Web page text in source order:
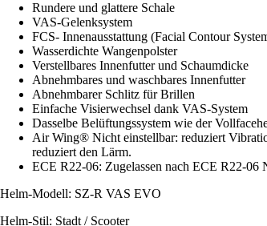
Rundere und glattere Schale
VAS-Gelenksystem
FCS- Innenausstattung (Facial Contour
Wasserdichte Wangenpolster
Verstellbares Innenfutter und Schaumdicke
Abnehmbares und waschbares Innenfutter
Abnehmbarer Schlitz für Brillen
Einfache Visierwechsel dank VAS-System
Dasselbe Belüftungssystem wie der
Air Wing® Nicht einstellbar: reduziert
reduziert den Lärm.
ECE R22-06: Zugelassen nach ECE R22-06
Helm-Modell: SZ-R VAS EVO
Helm-Stil: Stadt / Scooter